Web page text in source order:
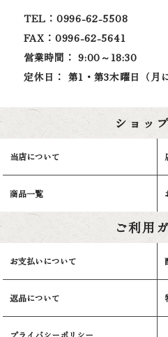
TEL：0996-62-5508
FAX：0996-62-5641
営業時間： 9:00～18:30
定休日： 第1・第3木曜日（月
ショッ
当店について
商品一覧
ご利用
お支払いについて
返品について
プライバシーポリシー